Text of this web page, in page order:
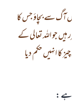
آگ سے بچاؤ جس کا
جو اللہ تعالی کے
کا انہیں حکم دیا
ہے :